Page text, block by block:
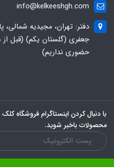
info@kelkeeshgh.com
دفتر: تهران، مجیدیه شمالی،
جعفری (گلستان یکم) (قبل
حضوری نداریم)
با دنبال کردن اینستاگرام فروشگاه
محصولات باخبر شوید.